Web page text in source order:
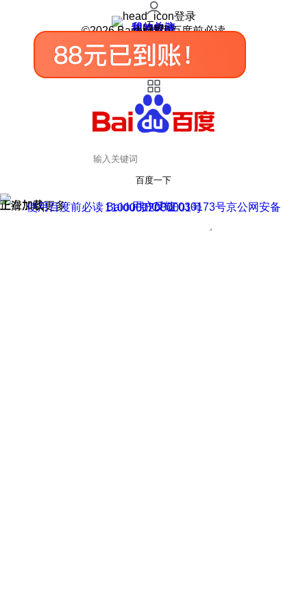
登录
我的关注
我的收藏
皮肤中心
用户反馈
设置
©2026 Baidu 使用百度前必读
百度一下
正在加载
上滑加载更多 用户反馈
使用百度前必读 Baidu 京ICP证030173号
京公网安备11000002000001号